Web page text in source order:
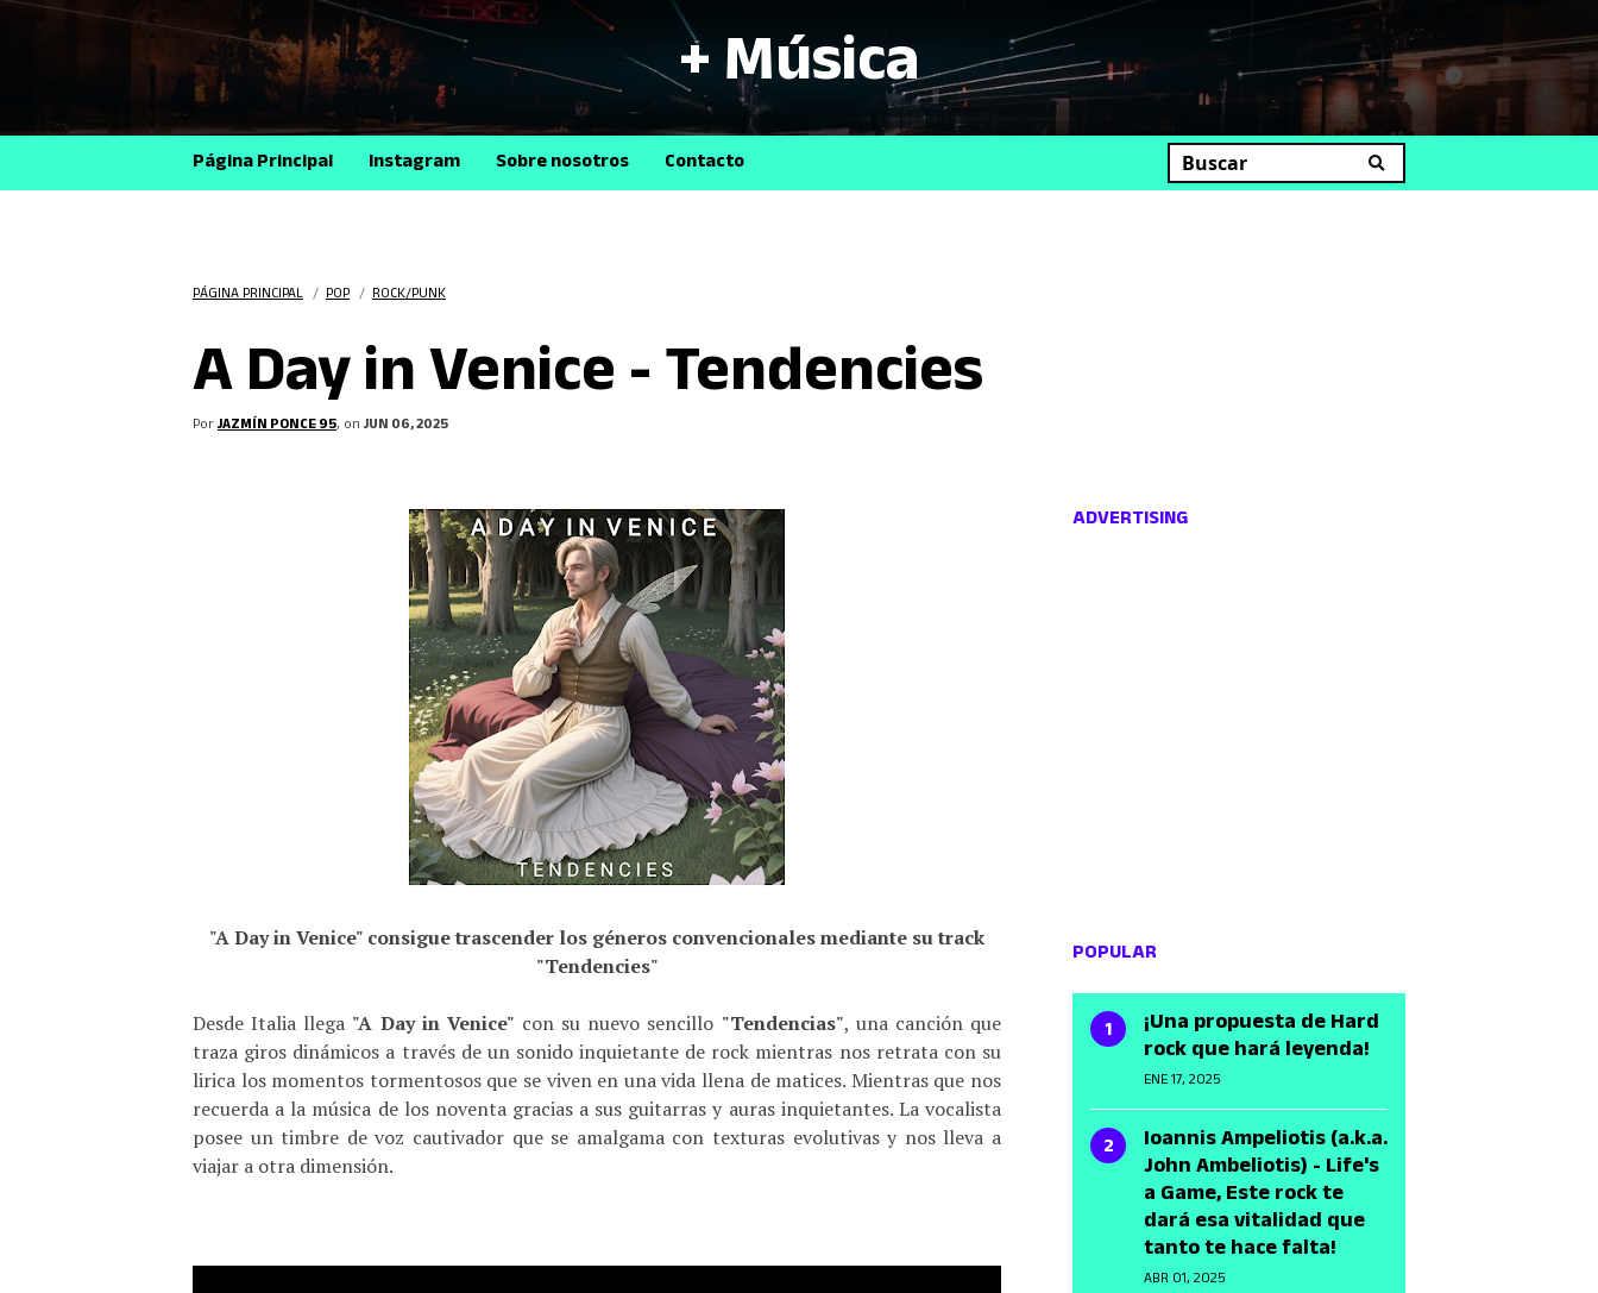
+ Música
Página Principal Instagram Sobre nosotros Contacto
PÁGINA PRINCIPAL / POP / ROCK/PUNK
A Day in Venice - Tendencies
PorJAZMÍN PONCE 95, onJUN 06, 2025
"A Day in Venice" consigue trascender los géneros convencionales mediante su track
"Tendencies"
Desde Italia llega "A Day in Venice" con su nuevo sencillo "Tendencias", una canción que
traza giros dinámicos a través de un sonido inquietante de rock mientras nos retrata con su
lirica los momentos tormentosos que se viven en una vida llena de matices. Mientras que nos
recuerda a la música de los noventa gracias a sus guitarras y auras inquietantes. La vocalista
posee un timbre de voz cautivador que se amalgama con texturas evolutivas y nos lleva a
viajar a otra dimensión.
ADVERTISING
POPULAR
¡Una propuesta de Hard
rock que hará leyenda!
ENE 17, 2025
Ioannis Ampeliotis (a.k.a.
John Ambeliotis) - Life's
a Game, Este rock te
dará esa vitalidad que
tanto te hace falta!
ABR 01, 2025